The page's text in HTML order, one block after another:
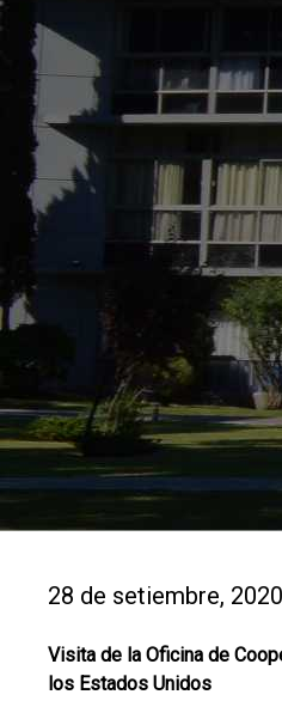
28 de setiembre, 2020
Visita de la Oficina de
los Estados Unidos